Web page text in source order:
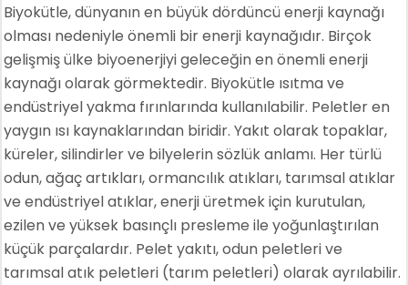
Biyokütle, dünyanın en büyük dördüncü enerji kaynağı
olması nedeniyle önemli bir enerji kaynağıdır. Birçok
gelişmiş ülke biyoenerjiyi geleceğin en önemli enerji
kaynağı olarak görmektedir. Biyokütle ısıtma ve
endüstriyel yakma fırınlarında kullanılabilir. Peletler en
yaygın ısı kaynaklarından biridir. Yakıt olarak topaklar,
küreler, silindirler ve bilyelerin sözlük anlamı. Her türlü
odun, ağaç artıkları, ormancılık atıkları, tarımsal atıklar
ve endüstriyel atıklar, enerji üretmek için kurutulan,
ezilen ve yüksek basınçlı presleme ile yoğunlaştırılan
küçük parçalardır. Pelet yakıtı, odun peletleri ve
tarımsal atık peletleri (tarım peletleri) olarak ayrılabilir.